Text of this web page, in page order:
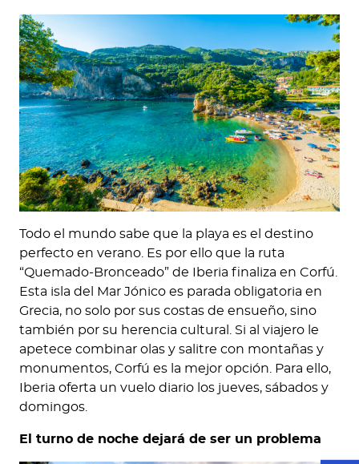
Todo el mundo sabe que la playa es el destino
perfecto en verano. Es por ello que la ruta
“Quemado-Bronceado” de Iberia finaliza en Corfú.
Esta isla del Mar Jónico es parada obligatoria en
Grecia, no solo por sus costas de ensueño, sino
también por su herencia cultural. Si al viajero le
apetece combinar olas y salitre con montañas y
monumentos, Corfú es la mejor opción. Para ello,
Iberia oferta un vuelo diario los jueves, sábados y
domingos.
El turno de noche dejará de ser un problema